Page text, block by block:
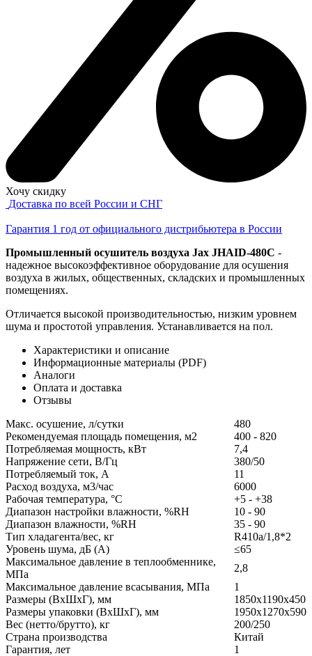
Хочу скидку
Доставка по всей России и СНГ
Гарантия 1 год от официального дистрибьютера в России
Промышленный осушитель воздуха Jax JHAID-480C -
надежное высокоэффективное оборудование для осушения
воздуха в жилых, общественных, складских и промышленных
помещениях.
Отличается высокой производительностью, низким уровнем
шума и простотой управления. Устанавливается на пол.
Характеристики и описание
Информационные материалы (PDF)
Аналоги
Оплата и доставка
Отзывы
Макс. осушение, л/сутки
480
Рекомендуемая площадь помещения, м2
400 - 820
Потребляемая мощность, кВт
7,4
Напряжение сети, В/Гц
380/50
Потребляемый ток, А
11
Расход воздуха, м3/час
6000
Рабочая температура, °С
+5 - +38
Диапазон настройки влажности, %RH
10 - 90
Диапазон влажности, %RH
35 - 90
Тип хладагента/вес, кг
R410a/1,8*2
Уровень шума, дБ (А)
≤65
Максимальное давление в теплообменнике,
МПа
2,8
Максимальное давление всасывания, МПа
1
Размеры (ВхШхГ), мм
1850х1190х450
Размеры упаковки (ВхШхГ), мм
1950х1270х590
Вес (нетто/брутто), кг
200/250
Страна производства
Китай
Гарантия, лет
1